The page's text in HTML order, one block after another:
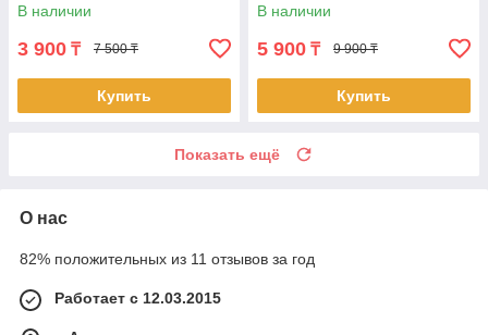
В наличии
3 900 ₸ 7 500 ₸
Купить
В наличии
5 900 ₸ 9 900 ₸
Купить
Показать ещё
О нас
82% положительных из 11 отзывов за год
Работает с 12.03.2015